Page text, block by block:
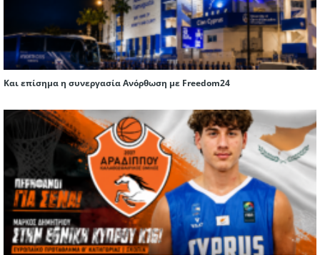
Και επίσημα η συνεργασία Ανόρθωση με Freedom24